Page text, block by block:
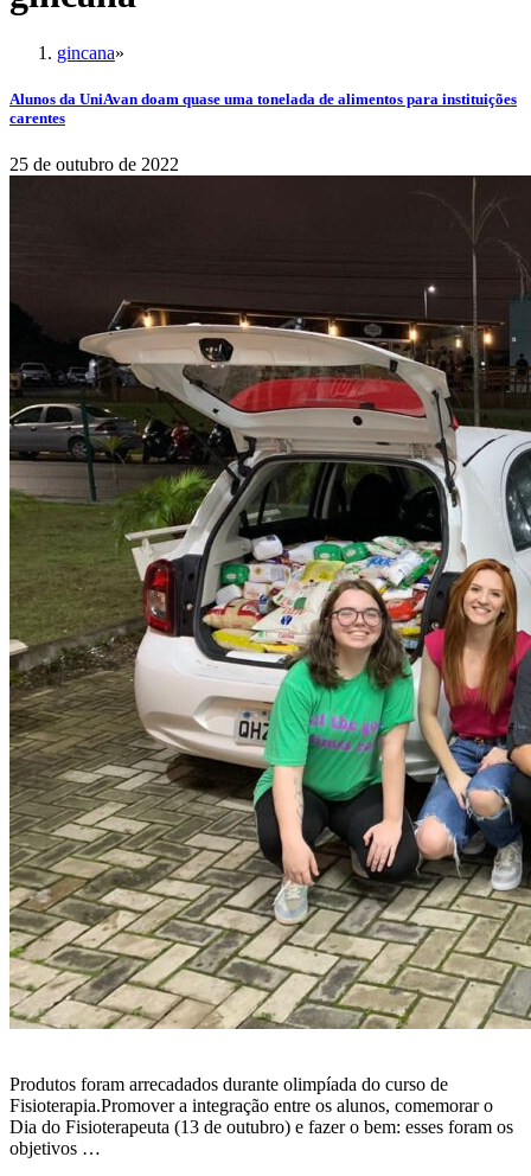
gincana»
Alunos da UniAvan doam quase uma tonelada de alimentos para instituições
carentes
25 de outubro de 2022
Produtos foram arrecadados durante olimpíada do curso de
Fisioterapia.Promover a integração entre os alunos, comemorar o
Dia do Fisioterapeuta (13 de outubro) e fazer o bem: esses foram os
objetivos …